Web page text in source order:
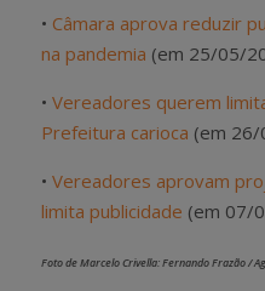
• Câmara aprova reduzir
na pandemia (em 25/05/
• Vereadores querem
Prefeitura carioca (em
• Vereadores aprovam
limita publicidade (em 07/
Foto de Marcelo Crivella: Fernando Frazão /